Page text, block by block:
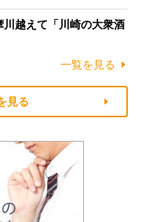
川越えて「川崎の大衆酒
一覧を見る
見る